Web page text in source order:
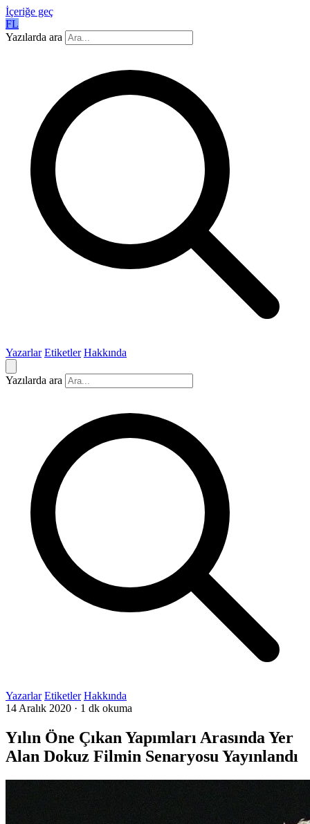
İçeriğe geç
FL
Yazılarda ara
Yazarlar Etiketler Hakkında
Yazılarda ara
Yazarlar Etiketler Hakkında
14 Aralık 2020 · 1 dk okuma
Yılın Öne Çıkan Yapımları Arasında Yer
Alan Dokuz Filmin Senaryosu Yayınlandı